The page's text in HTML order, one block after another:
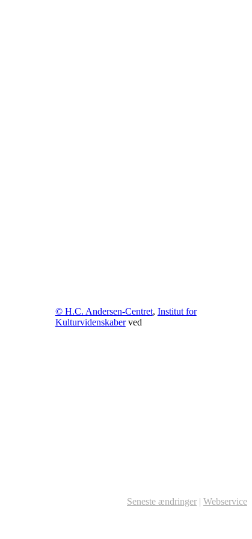
© H.C. Andersen-Centret, Institut for
Kulturvidenskaberved
Seneste ændringer | Webservice